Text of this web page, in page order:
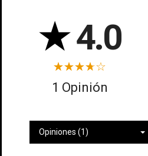
★4.0
1 Opinión
Opiniones (1)